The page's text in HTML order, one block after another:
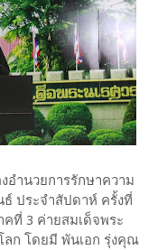
อำนวยการรักษาความ
ประจำสัปดาห์ ครั้งที่
ที่ 3 ค่ายสมเด็จพระ
ลก โดยมี พันเอก รุ่งคุณ